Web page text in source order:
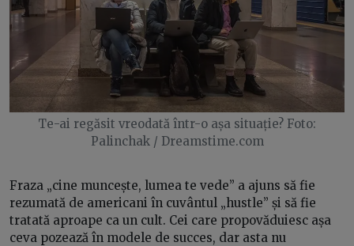
Te-ai regăsit vreodată într-o așa situație? Foto:
Palinchak / Dreamstime.com
Fraza „cine muncește, lumea te vede” a ajuns să fie
rezumată de americani în cuvântul „hustle” și să fie
tratată aproape ca un cult. Cei care propovăduiesc așa
ceva pozează în modele de succes, dar asta nu